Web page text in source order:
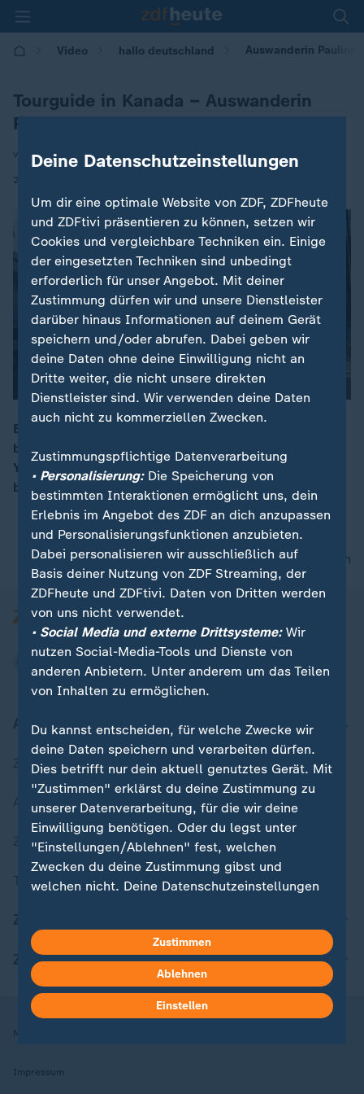
Video hallo deutschland Auswanderin Pauline
Tourguide in Kanada – Auswanderin
Pauline
von Albrecht Elstermann / Katrin Kleemann
27.01.2026 | 17:10
00:16
Eigentlich wollte Pauline nur für ein Jahr in Kanada
bleiben. Doch als sie die spektatkuläre Wildnis des
Yukon-Territoriums kennenlernt, steht fest, dass sie
bleiben muss.
nach oben
Aktuell bei ZDFheute
Zuletzt veröffentlicht
Aktuelle Sendungs-Videos
ZDFheute Stories
Themen im Überblick
ZDFheute Apps
Nutzungsbedingungen
Impressum
Deine Datenschutzeinstellungen
Um dir eine optimale Website von ZDF, ZDFheute
und ZDFtivi präsentieren zu können, setzen wir
Cookies und vergleichbare Techniken ein. Einige
der eingesetzten Techniken sind unbedingt
erforderlich für unser Angebot. Mit deiner
Zustimmung dürfen wir und unsere Dienstleister
darüber hinaus Informationen auf deinem Gerät
speichern und/oder abrufen. Dabei geben wir
deine Daten ohne deine Einwilligung nicht an
Dritte weiter, die nicht unsere direkten
Dienstleister sind. Wir verwenden deine Daten
auch nicht zu kommerziellen Zwecken.
Zustimmungspflichtige Datenverarbeitung
• Personalisierung:Die Speicherung von
bestimmten Interaktionen ermöglicht uns, dein
Erlebnis im Angebot des ZDF an dich anzupassen
und Personalisierungsfunktionen anzubieten.
Dabei personalisieren wir ausschließlich auf
Basis deiner Nutzung von ZDF Streaming, der
ZDFheute und ZDFtivi. Daten von Dritten werden
von uns nicht verwendet.
• Social Media und externe Drittsysteme:Wir
nutzen Social-Media-Tools und Dienste von
anderen Anbietern. Unter anderem um das Teilen
von Inhalten zu ermöglichen.
Du kannst entscheiden, für welche Zwecke wir
deine Daten speichern und verarbeiten dürfen.
Dies betrifft nur dein aktuell genutztes Gerät. Mit
"Zustimmen" erklärst du deine Zustimmung zu
unserer Datenverarbeitung, für die wir deine
Einwilligung benötigen. Oder du legst unter
"Einstellungen/Ablehnen" fest, welchen
Zwecken du deine Zustimmung gibst und
welchen nicht. Deine Datenschutzeinstellungen
Hier findest du das Impressum.
Weitere Informationen findest du in unserer
Datenschutzerklärung.
Zustimmen
Ablehnen
Einstellen